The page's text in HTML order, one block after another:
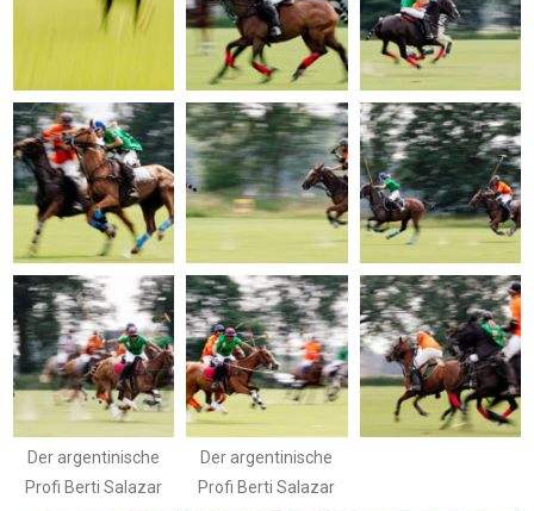
Der argentinische
Profi Berti Salazar
Der argentinische
Profi Berti Salazar